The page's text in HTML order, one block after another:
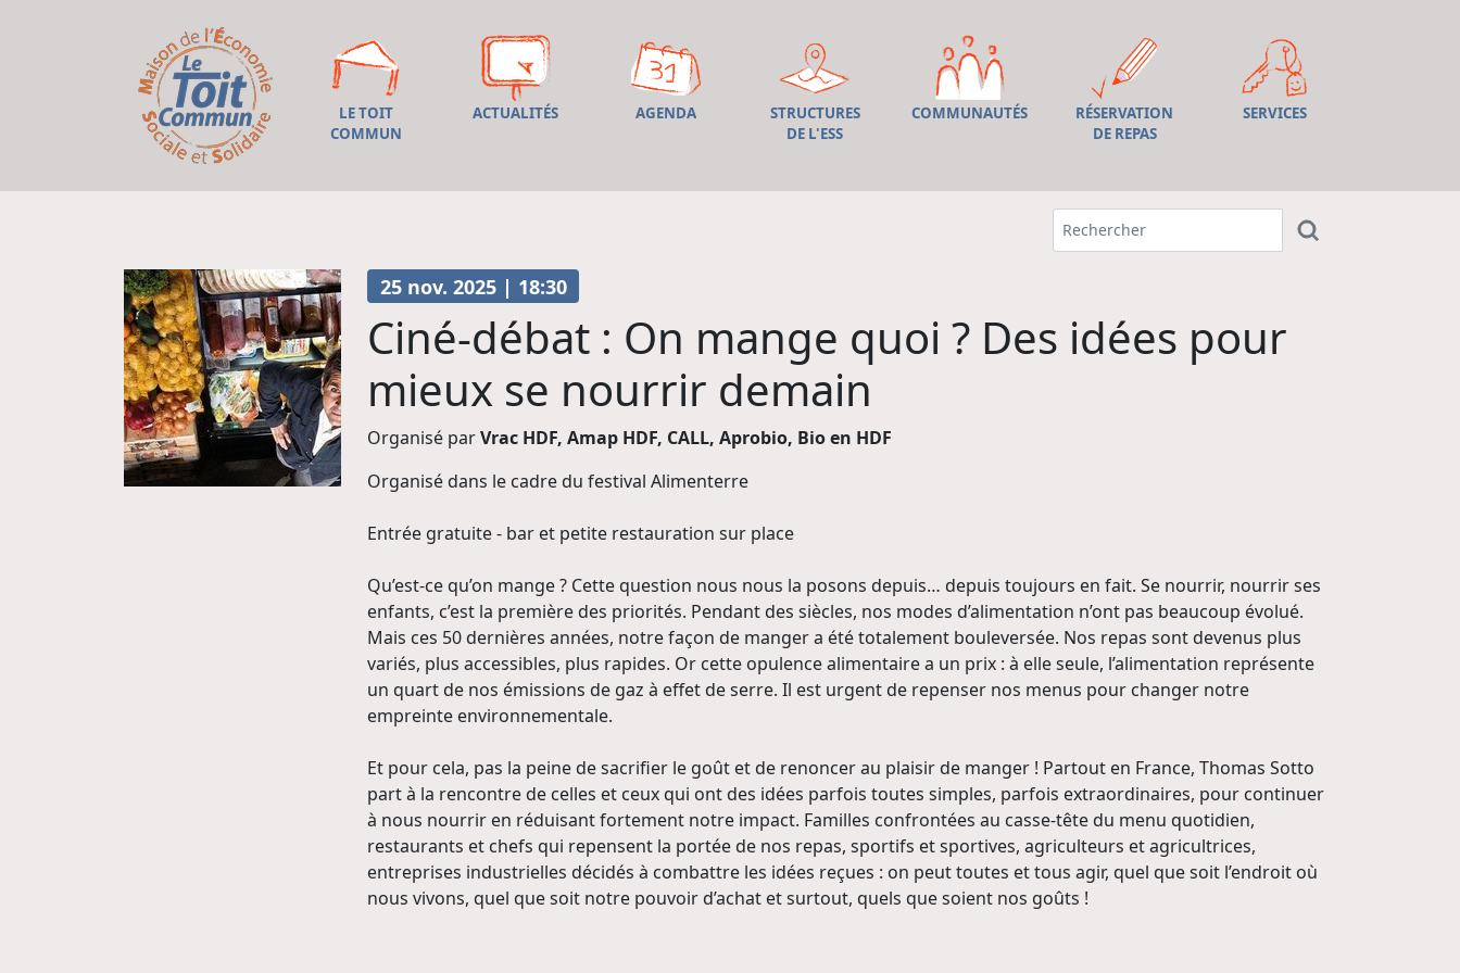
LE TOIT
COMMUN
ACTUALITÉS AGENDA
STRUCTURES
DE L'ESS
COMMUNAUTÉS
RÉSERVATION
DE REPAS
SERVICES
25 nov. 2025 | 18:30
Ciné-débat : On mange quoi ? Des idées pour
mieux se nourrir demain
Organisé parVrac HDF, Amap HDF, CALL, Aprobio, Bio en HDF
Organisé dans le cadre du festival Alimenterre
Entrée gratuite - bar et petite restauration sur place
Qu’est-ce qu’on mange ? Cette question nous nous la posons depuis… depuis toujours en fait. Se nourrir, nourrir ses
enfants, c’est la première des priorités. Pendant des siècles, nos modes d’alimentation n’ont pas beaucoup évolué.
Mais ces 50 dernières années, notre façon de manger a été totalement bouleversée. Nos repas sont devenus plus
variés, plus accessibles, plus rapides. Or cette opulence alimentaire a un prix : à elle seule, l’alimentation représente
un quart de nos émissions de gaz à effet de serre. Il est urgent de repenser nos menus pour changer notre
empreinte environnementale.
Et pour cela, pas la peine de sacrifier le goût et de renoncer au plaisir de manger ! Partout en France, Thomas Sotto
part à la rencontre de celles et ceux qui ont des idées parfois toutes simples, parfois extraordinaires, pour continuer
à nous nourrir en réduisant fortement notre impact. Familles confrontées au casse-tête du menu quotidien,
restaurants et chefs qui repensent la portée de nos repas, sportifs et sportives, agriculteurs et agricultrices,
entreprises industrielles décidés à combattre les idées reçues : on peut toutes et tous agir, quel que soit l’endroit où
nous vivons, quel que soit notre pouvoir d’achat et surtout, quels que soient nos goûts !